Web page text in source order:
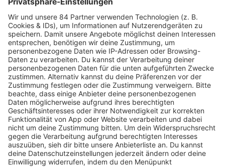
PODCAST-GÄSTE: MEHR NEWS
HOME
RADIOS
barba radio
Lagerfeuer
Füße hoch
Schmusekatze